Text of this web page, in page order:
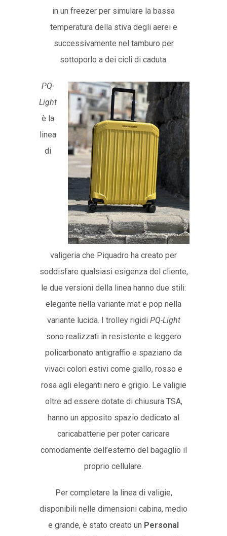
in un freezer per simulare la bassa
temperatura della stiva degli aerei e
successivamente nel tamburo per
sottoporlo a dei cicli di caduta.
PQ-
Light
è la
linea
di
valigeria che Piquadro ha creato per
soddisfare qualsiasi esigenza del cliente,
le due versioni della linea hanno due stili:
elegante nella variante mat e pop nella
variante lucida. I trolley rigidi PQ-Light
sono realizzati in resistente e leggero
policarbonato antigraffio e spaziano da
vivaci colori estivi come giallo, rosso e
rosa agli eleganti nero e grigio. Le valigie
oltre ad essere dotate di chiusura TSA,
hanno un apposito spazio dedicato al
caricabatterie per poter caricare
comodamente dell’esterno del bagaglio il
proprio cellulare.
Per completare la linea di valigie,
disponibili nelle dimensioni cabina, medio
e grande, è stato creato un Personal